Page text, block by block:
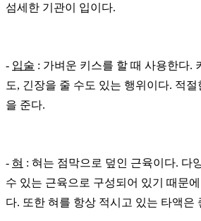
섬세한 기관이 입이다.
- 입술 : 가벼운 키스를 할 때 사용한다.
도, 긴장을 줄 수도 있는 행위이다. 적
을 준다.
- 혀 : 혀는 점막으로 덮인 근육이다. 다
수 있는 근육으로 구성되어 있기 때문에
다. 또한 혀를 항상 적시고 있는 타액은